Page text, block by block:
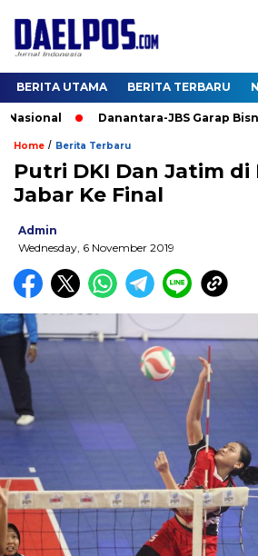
BERITA UTAMA BERITA TERBARU
Danantara-JBS Garap Bisnis
Home / Berita Terbaru
Putri DKI Dan Jatim di
Jabar Ke Final
Admin
Wednesday, 6 November 2019